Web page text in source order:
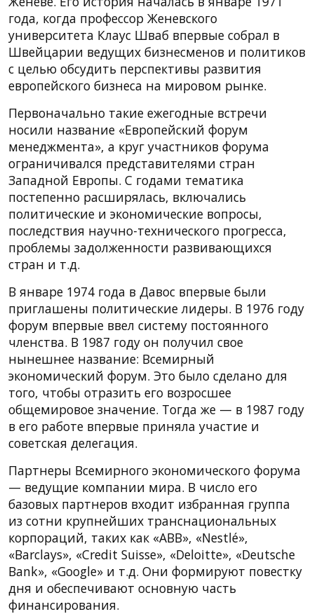
года, когда профессор Женевского
университета Клаус Шваб впервые собрал в
Швейцарии ведущих бизнесменов и политиков
с целью обсудить перспективы развития
европейского бизнеса на мировом рынке.
Первоначально такие ежегодные встречи
носили название «Европейский форум
менеджмента», а круг участников форума
ограничивался представителями стран
Западной Европы. С годами тематика
постепенно расширялась, включались
политические и экономические вопросы,
последствия научно-технического прогресса,
проблемы задолженности развивающихся
стран и т.д.
В январе 1974 года в Давос впервые были
приглашены политические лидеры. В 1976 году
форум впервые ввел систему постоянного
членства. В 1987 году он получил свое
нынешнее название: Всемирный
экономический форум. Это было сделано для
того, чтобы отразить его возросшее
общемировое значение. Тогда же — в 1987 году
в его работе впервые приняла участие и
советская делегация.
Партнеры Всемирного экономического форума
— ведущие компании мира. В число его
базовых партнеров входит избранная группа
из сотни крупнейших транснациональных
корпораций, таких как «ABB», «Nestlé»,
«Barclays», «Credit Suisse», «Deloitte», «Deutsche
Bank», «Google» и т.д. Они формируют повестку
дня и обеспечивают основную часть
финансирования.